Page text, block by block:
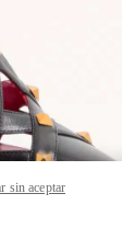
in New Tab
sin aceptar